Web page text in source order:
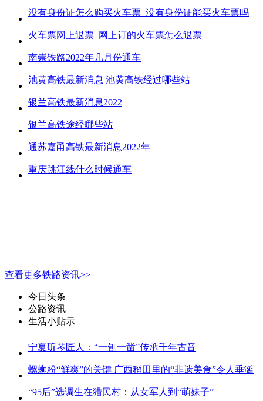
没有身份证怎么购买火车票_没有身份证能买火车票吗
火车票网上退票_网上订的火车票怎么退票
南崇铁路2022年几月份通车
池黄高铁最新消息 池黄高铁经过哪些站
银兰高铁最新消息2022
银兰高铁途经哪些站
通苏嘉甬高铁最新消息2022年
重庆跳江线什么时候通车
查看更多铁路资讯>>
今日头条
公路资讯
生活小贴示
宁夏斫琴匠人：“一刨一凿”传承千年古音
螺蛳粉“鲜爽”的关键 广西稻田里的“非遗美食”令人垂涎
“95后”选调生在猎民村：从女军人到“萌妹子”